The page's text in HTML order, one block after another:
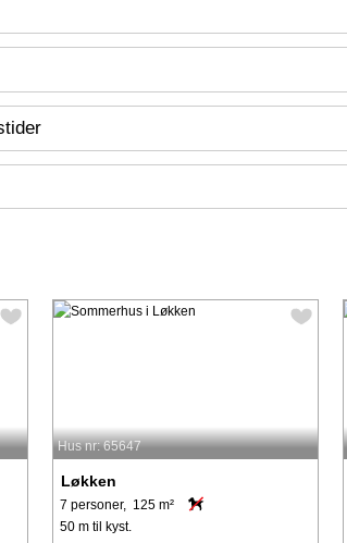
Hus nr: 65647
Løkken
7 personer, 125 m²
50 m til kyst.